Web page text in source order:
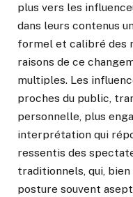
plus vers les
dans leurs contenus
formel et calibré des
raisons de ce
multiples. Les
proches du public,
personnelle, plus
interprétation qui
ressentis des
traditionnels, qui,
posture souvent